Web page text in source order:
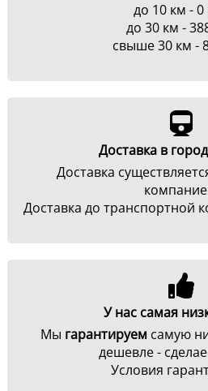
до 10 км - 0
до 30 км -
свыше 30 км -
Доставка в
Доставка
Доставка до транспортной
У нас самая
Мы гарантируем самую
дешевле -
Условия